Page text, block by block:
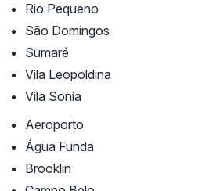
Rio Pequeno
São Domingos
Sumaré
Vila Leopoldina
Vila Sonia
Aeroporto
Água Funda
Brooklin